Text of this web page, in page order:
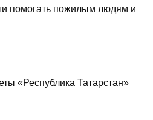
помогать пожилым людям и
«Республика Татарстан»